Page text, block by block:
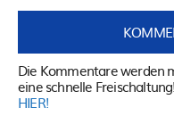
Die Kommentare werden
eine schnelle
HIER!